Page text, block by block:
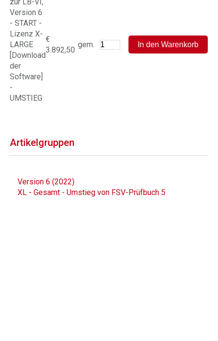
Version 6
- START -
Lizenz X-
LARGE
[Download
der
Software]
-
UMSTIEG
€
3.892,50
gem.
Artikelgruppen
Version 6 (2022)
XL - Gesamt - Umstieg von FSV-Prüfbuch 5